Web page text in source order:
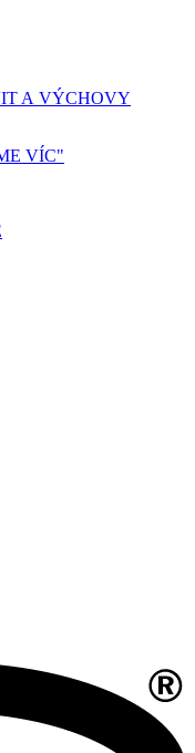
A VÝCHOVY
VÍC"